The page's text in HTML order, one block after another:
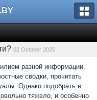
02 October 2025
разной информации.
сводки, прочитать
Однако подобрать в
тяжело, и особенно